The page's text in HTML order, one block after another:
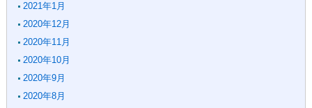
2021年1月
2020年12月
2020年11月
2020年10月
2020年9月
2020年8月